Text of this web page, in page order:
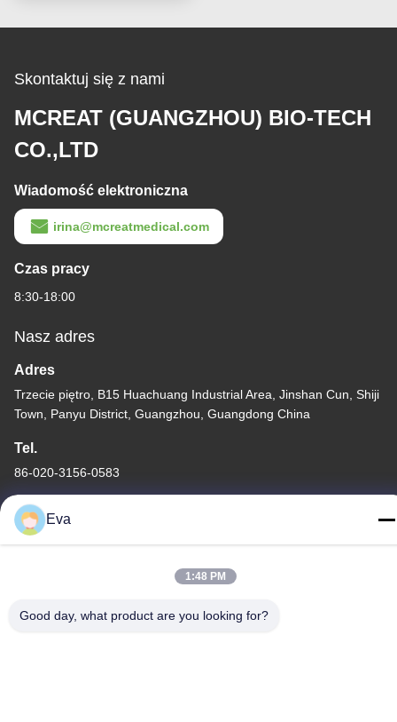
Skontaktuj się z nami
MCREAT (GUANGZHOU) BIO-TECH
CO.,LTD
Wiadomość elektroniczna
irina@mcreatmedical.com
Czas pracy
8:30-18:00
Nasz adres
Adres
Trzecie piętro, B15 Huachuang Industrial Area, Jinshan Cun, Shiji
Town, Panyu District, Guangzhou, Guangdong China
Tel.
86-020-3156-0583
Chiny Dobra jakość Zamknięty układ ssący Sprzedawca. -2026
zastrzeżone.
Eva
1:48 PM
Good day, what product are you looking for?